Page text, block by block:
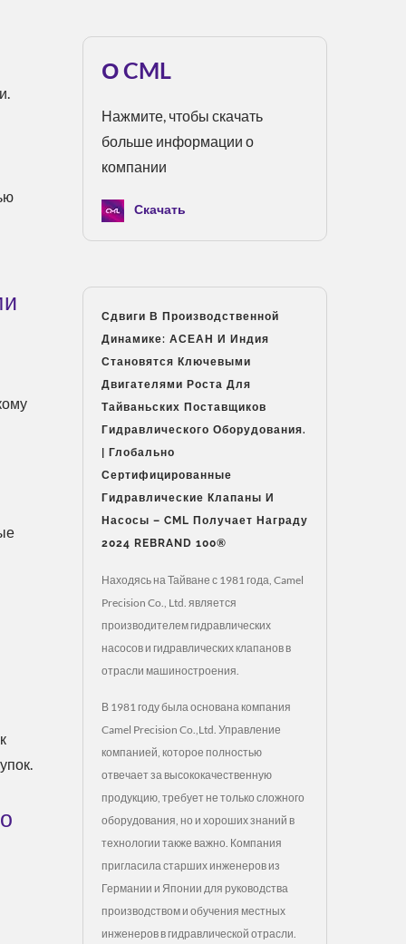
О CML
Нажмите, чтобы скачать
больше информации о
компании
Скачать
Сдвиги В Производственной
Динамике: АСЕАН И Индия
Становятся Ключевыми
Двигателями Роста Для
Тайваньских Поставщиков
Гидравлического Оборудования.
| Глобально
Сертифицированные
Гидравлические Клапаны И
Насосы – CML Получает Награду
2024 REBRAND 100®
Находясь на Тайване с 1981 года, Camel
Precision Co., Ltd. является
производителем гидравлических
насосов и гидравлических клапанов в
отрасли машиностроения.
В 1981 году была основана компания
Camel Precision Co.,Ltd. Управление
компанией, которое полностью
отвечает за высококачественную
продукцию, требует не только сложного
оборудования, но и хороших знаний в
технологии также важно. Компания
пригласила старших инженеров из
Германии и Японии для руководства
производством и обучения местных
инженеров в гидравлической отрасли.